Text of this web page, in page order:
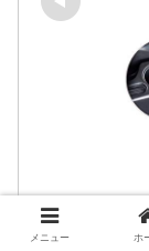
Super PDR
メニュー ホ